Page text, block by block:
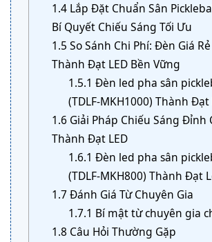
1.4 Lắp Đặt Chuẩn Sân
Bí Quyết Chiếu Sáng Tối Ưu
1.5 So Sánh Chi Phí: Đèn Giá
Thành Đạt LED Bền Vững
1.5.1 Đèn led pha sân
(TDLF-MKH1000) Thành Đạt
1.6 Giải Pháp Chiếu Sáng Đỉnh
Thành Đạt LED
1.6.1 Đèn led pha sân
(TDLF-MKH800) Thành Đạt
1.7Đánh Giá Từ Chuyên Gia
1.7.1 Bí mật từ chuyên gia
1.8 Câu Hỏi Thường Gặp